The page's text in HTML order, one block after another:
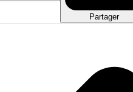
Partager